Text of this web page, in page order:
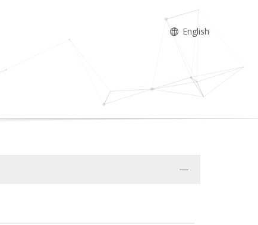
English